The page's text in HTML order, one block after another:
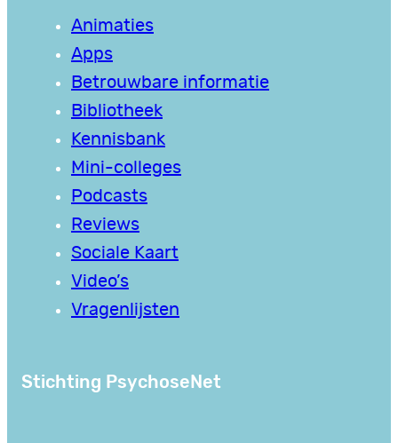
Animaties
Apps
Betrouwbare informatie
Bibliotheek
Kennisbank
Mini-colleges
Podcasts
Reviews
Sociale Kaart
Video’s
Vragenlijsten
Stichting PsychoseNet